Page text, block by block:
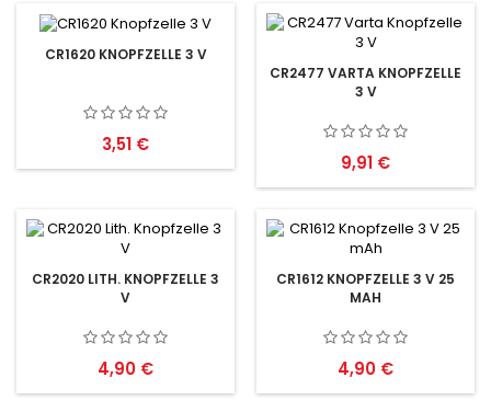
CR1620 KNOPFZELLE 3 V
Preis
3,51 €
CR2477 VARTA KNOPFZELLE
3 V
Preis
9,91 €
CR2020 LITH. KNOPFZELLE 3
V
Preis
4,90 €
CR1612 KNOPFZELLE 3 V 25
MAH
Preis
4,90 €